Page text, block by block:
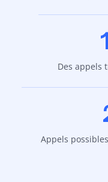
Des appels
Appels